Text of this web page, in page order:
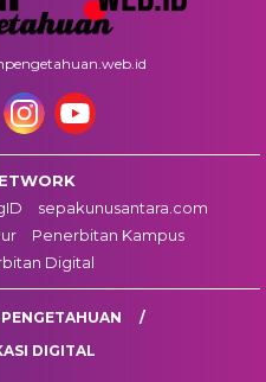
sepakunusantara.com
Penerbitan Kampus
Digital
DIGITAL